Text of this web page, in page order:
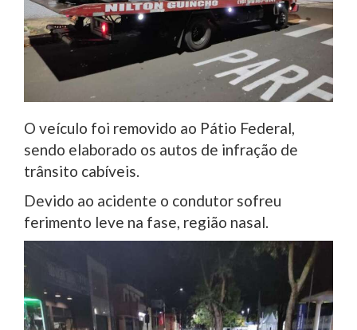
O veículo foi removido ao Pátio Federal,
sendo elaborado os autos de infração de
trânsito cabíveis.
Devido ao acidente o condutor sofreu
ferimento leve na fase, região nasal.